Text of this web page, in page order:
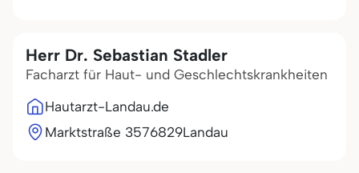
Herr Dr. Sebastian Stadler
Facharzt für Haut- und Geschlechtskrankheiten
Hautarzt-Landau.de
Marktstraße 3576829Landau